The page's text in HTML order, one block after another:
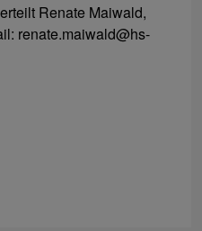
Renate Maiwald,
renate.maiwald@hs-